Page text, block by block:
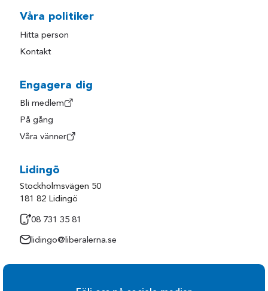
Våra politiker
Hitta person
Kontakt
Engagera dig
Bli medlem
På gång
Våra vänner
Lidingö
Stockholmsvägen 50
181 82 Lidingö
08 731 35 81
lidingo@liberalerna.se